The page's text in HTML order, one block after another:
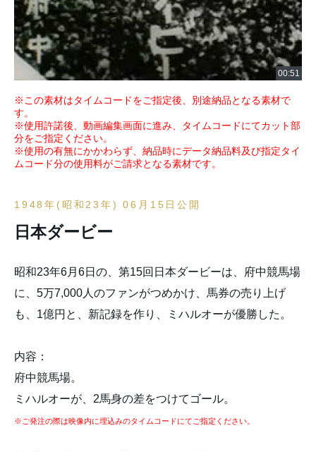
※この素材はタイムコードをご指定後、別途納品となる素材で
す。
※使用許諾後、動画編集画面に進み、タイムコードにてカット部
分をご指定ください。
※使用の有無にかかわらず、納品時にデータ納品料及び指定タイ
ムコード分の使用料がご請求となる素材です。
1948年(昭和23年) 06月15日公開
日本ダービー
昭和23年6月6日の、第15回日本ダービーは、府中競馬場
に、5万7,000人のファンがつめかけ、馬券の売り上げ
も、1億円と、新記録を作り、ミハルオーが優勝した。
内容：
府中競馬場。
ミハルオーが、2馬身の差をつけてゴール。
※ご発注の際は映像内に埋込みのタイムコードにてご指定ください。